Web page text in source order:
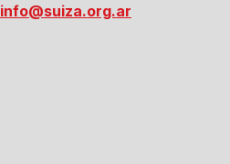
info@suiza.org.ar